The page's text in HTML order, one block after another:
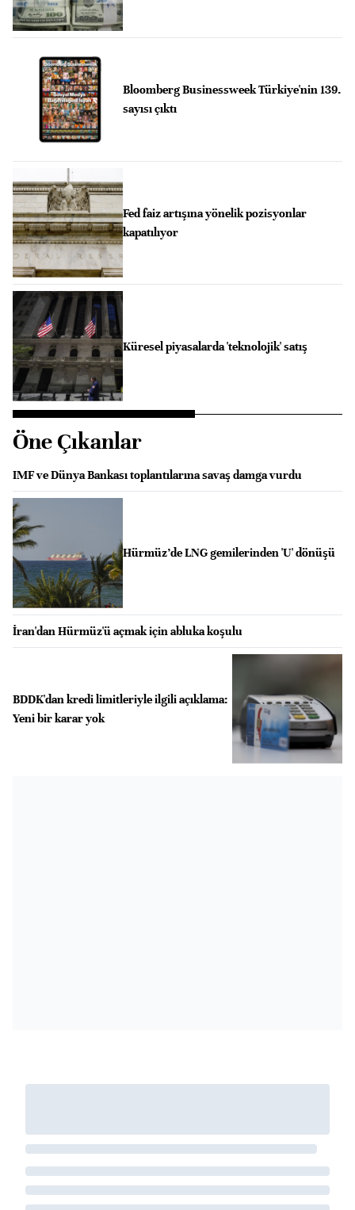
Bloomberg Businessweek Türkiye'nin 139.
sayısı çıktı
Fed faiz artışına yönelik pozisyonlar
kapatılıyor
Küresel piyasalarda 'teknolojik' satış
Öne Çıkanlar
IMF ve Dünya Bankası toplantılarına savaş damga vurdu
Hürmüz’de LNG gemilerinden 'U' dönüşü
İran'dan Hürmüz'ü açmak için abluka koşulu
BDDK'dan kredi limitleriyle ilgili açıklama:
Yeni bir karar yok